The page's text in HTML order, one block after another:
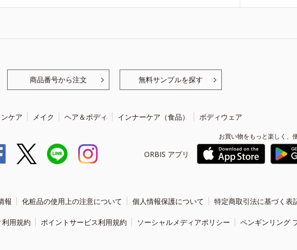
商品番号から注文 無料サンプルを探す
ケア メイク ヘア＆ボディ インナーケア（食品） ボディウェア
ORBIS アプリ
お買い物をもっと楽しく、
報 化粧品の使用上の注意について 個人情報保護について 特定商取引法に基づく表
用規約 ポイントサービス利用規約 ソーシャルメディアポリシー ペンギンリング